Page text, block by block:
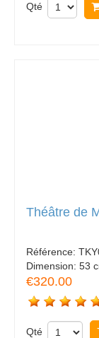
Qté
Théâtre de
Référence:
Dimension: 53
€320.00
Qté